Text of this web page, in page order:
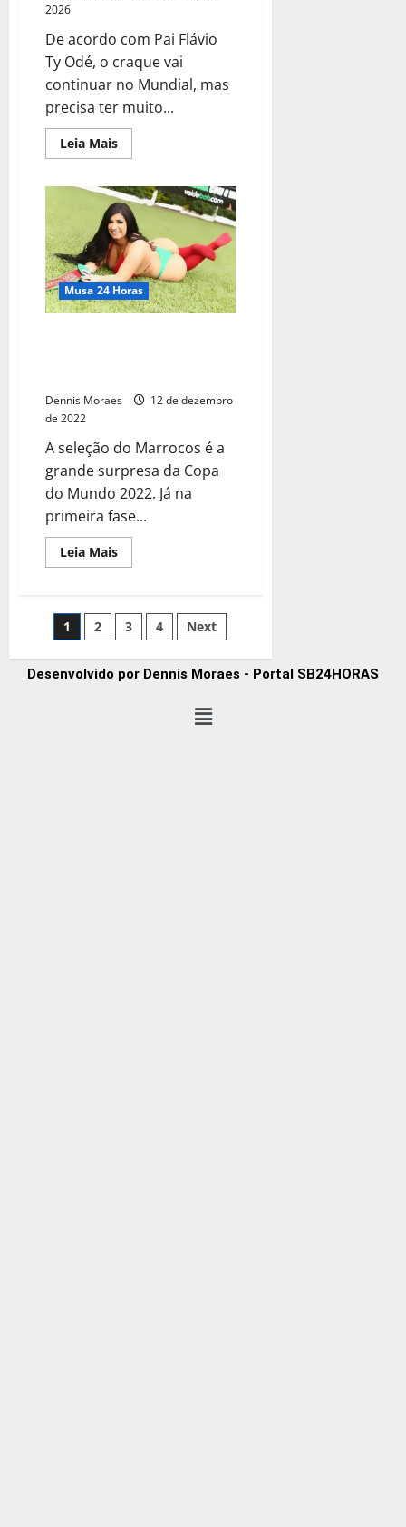
2026
De acordo com Pai Flávio
Ty Odé, o craque vai
continuar no Mundial, mas
precisa ter muito...
Leia Mais
Musa 24 Horas
Dennis Moraes
12 de dezembro
de 2022
A seleção do Marrocos é a
grande surpresa da Copa
do Mundo 2022. Já na
primeira fase...
Leia Mais
1 2 3 4 Next
Desenvolvido por Dennis Moraes - Portal SB24HORAS